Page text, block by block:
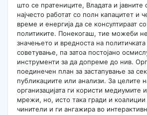
што се пратениците, Владата и
најчесто работат со полн капацитет и
време и енергија да се консултираат
политиките. Понекогаш, тие можеби
значењето и вредноста на политичката
советување, па затоа постојано
инструменти за да допреме до нив.
поединечен план за застапување за
публикациите или анализи. За целите
организацијата ги користи медиумите
мрежи, но, исто така гради и
чинители и ги ангажира во